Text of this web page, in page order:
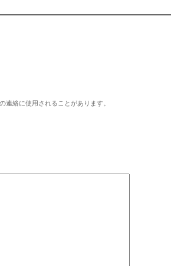
連絡に使用されることがあります。